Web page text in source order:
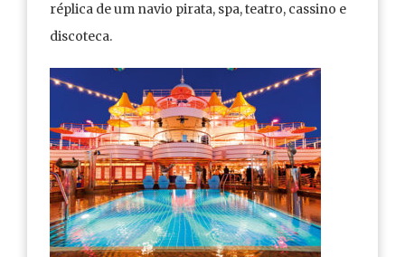
réplica de um navio pirata, spa, teatro, cassino e
discoteca.